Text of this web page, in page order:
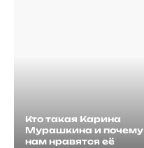
Кто такая Карина
Мурашкина и почему
нам нравятся её